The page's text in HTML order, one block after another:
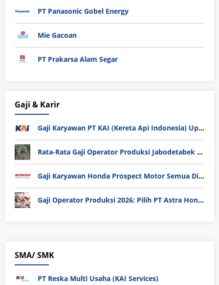
PT Panasonic Gobel Energy
Mie Gacoan
PT Prakarsa Alam Segar
Gaji & Karir
Gaji Karyawan PT KAI (Kereta Api Indonesia) Update 2025
Rata-Rata Gaji Operator Produksi Jabodetabek 2025: Bedah Tuntas UMK, Lemburan, dan Realita Hidup Buruh
Gaji Karyawan Honda Prospect Motor Semua Divisi
Gaji Operator Produksi 2026: Pilih PT Astra Honda Motor (AHM) atau Manufaktur di Jepang?
SMA/ SMK
PT Reska Multi Usaha (KAI Services)